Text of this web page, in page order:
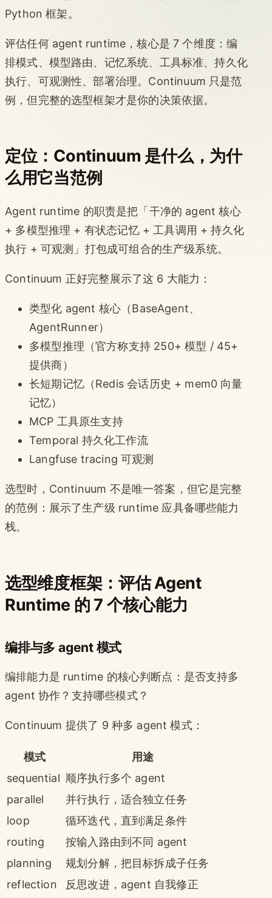
Python 框架。
评估任何 agent runtime，核心是 7 个维度：编
排模式、模型路由、记忆系统、工具标准、持久化
执行、可观测性、部署治理。Continuum 只是范
例，但完整的选型框架才是你的决策依据。
定位：Continuum 是什么，为什
么用它当范例
Agent runtime 的职责是把「干净的 agent 核心
+ 多模型推理 + 有状态记忆 + 工具调用 + 持久化
执行 + 可观测」打包成可组合的生产级系统。
Continuum 正好完整展示了这 6 大能力：
类型化 agent 核心（BaseAgent、
AgentRunner）
多模型推理（官方称支持 250+ 模型 / 45+
提供商）
长短期记忆（Redis 会话历史 + mem0 向量
记忆）
MCP 工具原生支持
Temporal 持久化工作流
Langfuse tracing 可观测
选型时，Continuum 不是唯一答案，但它是完整
的范例：展示了生产级 runtime 应具备哪些能力
栈。
选型维度框架：评估 Agent
Runtime 的 7 个核心能力
编排与多 agent 模式
编排能力是 runtime 的核心判断点：是否支持多
agent 协作？支持哪些模式？
Continuum 提供了 9 种多 agent 模式：
模式
用途
sequential 顺序执行多个 agent
parallel
并行执行，适合独立任务
loop
循环迭代，直到满足条件
routing
按输入路由到不同 agent
planning
规划分解，把目标拆成子任务
reflection
反思改进，agent 自我修正